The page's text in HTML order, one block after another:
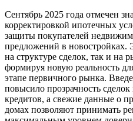
Сентябрь 2025 года отмечен
корректировкой ипотечных
защиты покупателей
предложений в новостройках.
на структуре сделок, так и на
формируя новую реальность
этапе первичного рынка.
повысило прозрачность
кредитов, а свежие данные о
домах позволяют принимать